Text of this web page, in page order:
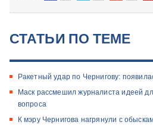
СТАТЬИ ПО ТЕМЕ
Ракетный удар по Чернигову:
Маск рассмешил журналиста идеей
вопроса
К мэру Чернигова нагрянули с